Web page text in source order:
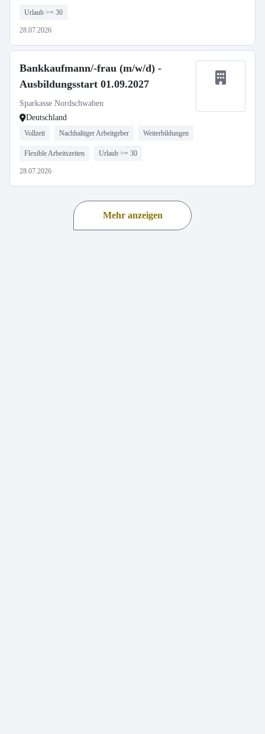
Urlaub >= 30
28.07.2026
Bankkaufmann/-frau (m/w/d) -
Ausbildungsstart 01.09.2027
Sparkasse Nordschwaben
Deutschland
Vollzeit Nachhaltiger Arbeitgeber Weiterbildungen
Flexible Arbeitszeiten Urlaub >= 30
28.07.2026
Mehr anzeigen